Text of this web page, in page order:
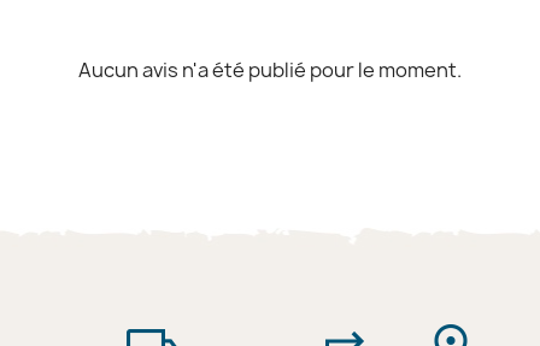
Aucun avis n'a été publié pour le moment.